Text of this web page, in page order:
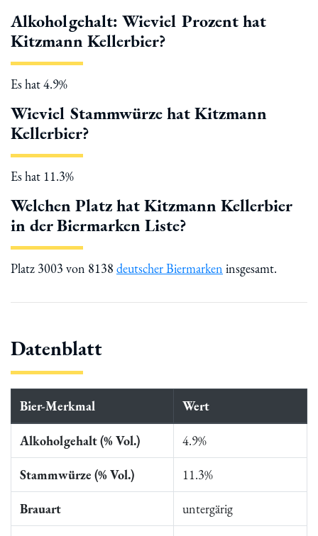
Alkoholgehalt: Wieviel Prozent hat
Kitzmann Kellerbier?
Es hat 4.9%
Wieviel Stammwürze hat Kitzmann
Kellerbier?
Es hat 11.3%
Welchen Platz hat Kitzmann Kellerbier
in der Biermarken Liste?
Platz 3003 von 8138 deutscher Biermarken insgesamt.
Datenblatt
Bier-Merkmal Wert
Alkoholgehalt (% Vol.) 4.9%
Stammwürze (% Vol.) 11.3%
Brauart untergärig